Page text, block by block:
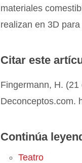
materiales
realizan en 3D
Citar este
Fingermann, H.
Deconceptos.com.
Continúa
Teatro